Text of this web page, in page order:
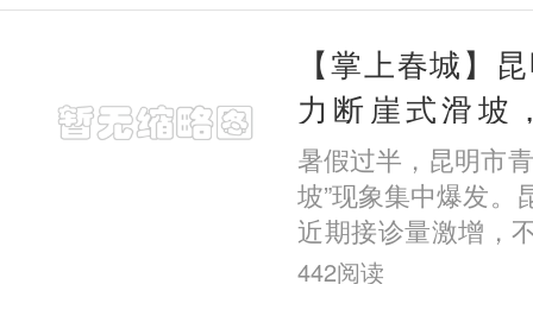
了I
【掌上春城】
力断崖式滑坡
醒：近视不可逆
暑假过半，昆明市
坡”现象集中爆发。
近期接诊量激增，
定的孩子出现度数
442阅读